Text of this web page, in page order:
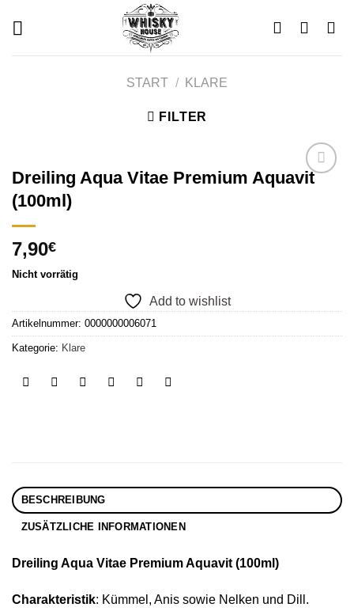
START / KLARE
FILTER
Dreiling Aqua Vitae Premium Aquavit
(100ml)
7,90€
Nicht vorrätig
Add to wishlist
Artikelnummer: 0000000006071
Kategorie: Klare
BESCHREIBUNG
ZUSÄTZLICHE INFORMATIONEN
Dreiling Aqua Vitae Premium Aquavit (100ml)
Charakteristik: Kümmel, Anis sowie Nelken und Dill.